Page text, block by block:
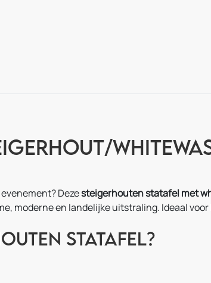
Dezesteigerhouten statafel met
moderne en landelijke uitstraling. Ideaal
statafel?